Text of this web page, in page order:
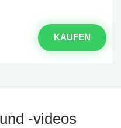
KAUFEN
-videos